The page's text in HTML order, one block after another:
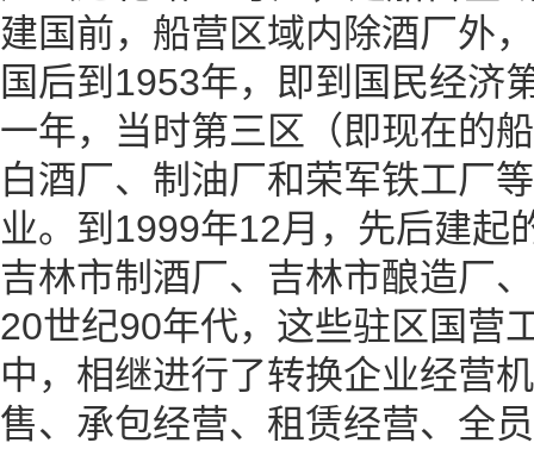
建国前，船营区域内除酒厂外
国后到1953年，即到国民经济
一年，当时第三区（即现在的
白酒厂、制油厂和荣军铁工厂
业。到1999年12月，先后建起
吉林市制酒厂、吉林市酿造厂
20世纪90年代，这些驻区国营
中，相继进行了转换企业经营
售、承包经营、租赁经营、全